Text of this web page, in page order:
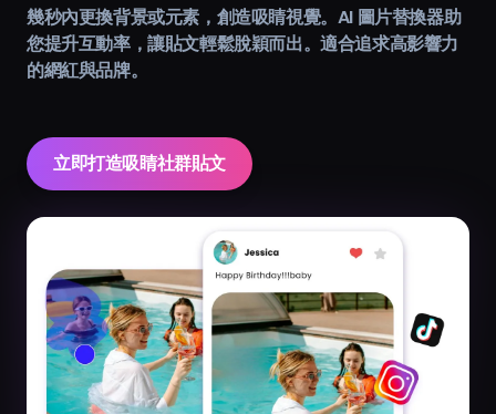
幾秒內更換背景或元素，創造吸睛視覺。AI 圖片替換器助
您提升互動率，讓貼文輕鬆脫穎而出。適合追求高影響力
的網紅與品牌。
立即打造吸睛社群貼文